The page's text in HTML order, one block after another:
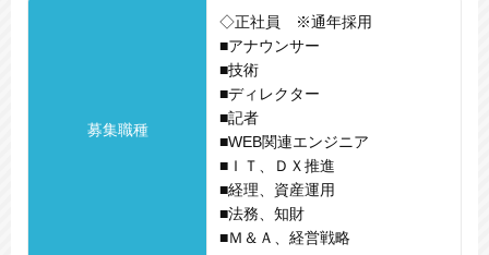
募集職種
◇正社員 ※通年採用
■アナウンサー
■技術
■ディレクター
■記者
■WEB関連エンジニア
■ＩＴ、ＤＸ推進
■経理、資産運用
■法務、知財
■Ｍ＆Ａ、経営戦略